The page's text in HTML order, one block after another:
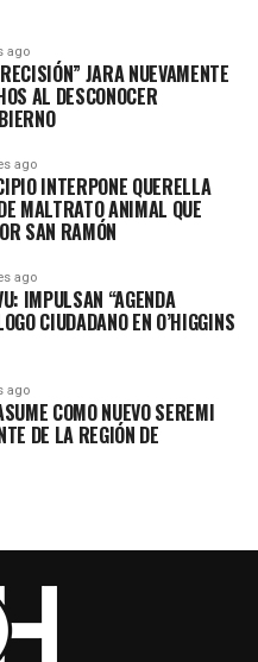
ago
JARA NUEVAMENTE
AL DESCONOCER
ago
INTERPONE QUERELLA
MALTRATO ANIMAL QUE
SAN RAMÓN
ago
IMPULSAN “AGENDA
CIUDADANO EN O’HIGGINS
ago
COMO NUEVO SEREMI
DE LA REGIÓN DE